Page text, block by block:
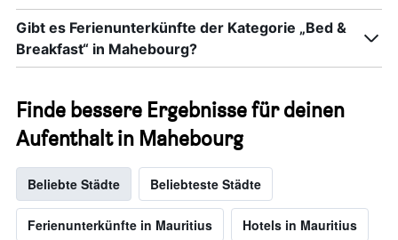
Gibt es Ferienunterkünfte der Kategorie „Bed &
Breakfast“ in Mahebourg?
Finde bessere Ergebnisse für deinen
Aufenthalt in Mahebourg
Beliebte Städte Beliebteste Städte
Ferienunterkünfte in Mauritius Hotels in Mauritius